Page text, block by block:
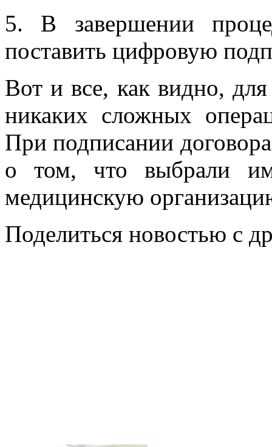
5.
В завершении
поставить цифровую
Вот и все, как видно,
никаких сложных
При подписании
о том, что выбрали
медицинскую
Поделиться новостью с